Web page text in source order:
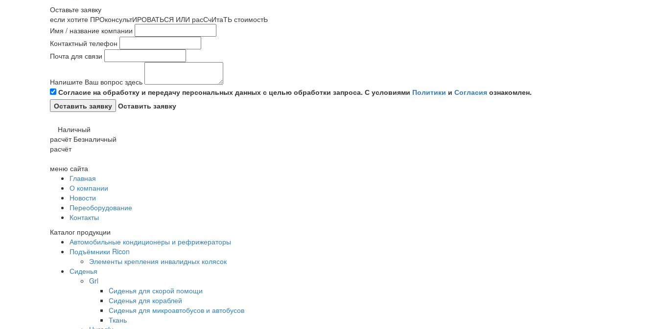
Оставьте заявку
если хотите ПРОконсультИРОВАТЬСЯ ИЛИ расСчИтаТЬ стоимостЬ
Имя / название компании
Контактный телефон
Почта для связи
Напишите Ваш вопрос здесь
Согласие на обработку и передачу персональных данных с целью обработки запроса. С условиями Политики и Согласия ознакомлен.
Оставить заявку
Наличный
расчёт Безналичный
расчёт
меню сайта
Главная
О компании
Новости
Переоборудование
Контакты
Каталог продукции
Автомобильные кондиционеры и рефрижераторы
Подъёмники Ricon
Элементы крепления инвалидных колясок
Сиденья
Grl
Cиденья для скорой помощи
Сиденья для кораблей
Сиденья для микроавтобусов и автобусов
Ткань